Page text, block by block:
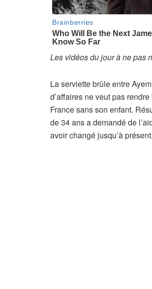
Les vidéos du jour à ne pas
La serviette brûle entre
d’affaires ne veut pas
France sans son enfant.
de 34 ans a demandé de
avoir changé jusqu’à présent.